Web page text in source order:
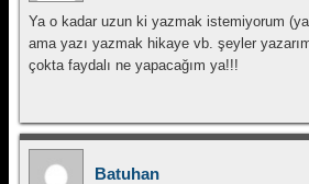
Ya o kadar uzun ki yazmak istemiyorum
ama yazı yazmak hikaye vb. şeyler
çokta faydalı ne yapacağım ya!!!
Batuhan